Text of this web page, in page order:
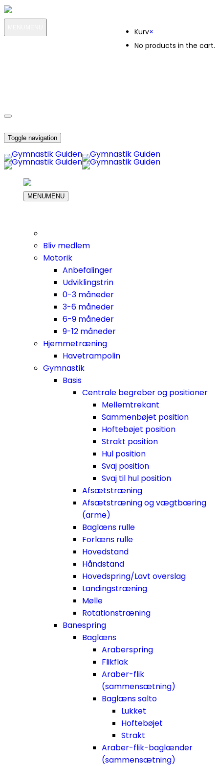
Kurv×
No products in the cart.
Toggle navigation
MENUMENU
Bliv medlem
Motorik
Anbefalinger
Udviklingstrin
0-3 måneder
3-6 måneder
6-9 måneder
9-12 måneder
Hjemmetræning
Havetrampolin
Gymnastik
Basis
Centrale begreber og positioner
Mellemtrekant
Sammenbøjet position
Hoftebøjet position
Strakt position
Hul position
Svaj position
Svaj til hul position
Afsætstræning
Afsætstræning og vægtbæring
(arme)
Baglæns rulle
Forlæns rulle
Hovedstand
Håndstand
Hovedspring/Lavt overslag
Landingstræning
Mølle
Rotationstræning
Banespring
Baglæns
Araberspring
Flikflak
Araber-flik
(sammensætning)
Baglæns salto
Lukket
Hoftebøjet
Strakt
Araber-flik-baglænder
(sammensætning)